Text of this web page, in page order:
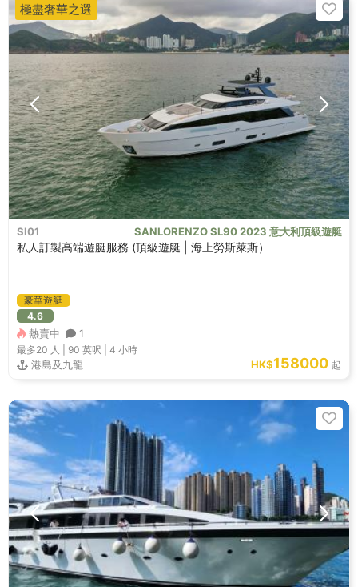
SI01 SANLORENZO SL90 2023 意大利頂級遊艇
私人訂製高端遊艇服務 (頂級遊艇 | 海上勞斯萊斯）
豪華遊艇
4.6
熱賣中 1
最多20 人 | 90 英呎 4 小時
港島及九龍 HK$158000 起
極盡奢華之選